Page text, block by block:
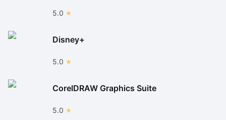
5.0
Disney+
5.0
CorelDRAW Graphics Suite
5.0